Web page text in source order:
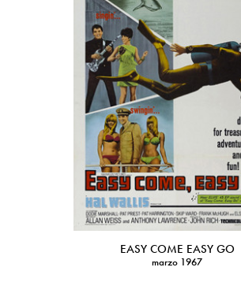
EASY COME EASY GO
marzo 1967